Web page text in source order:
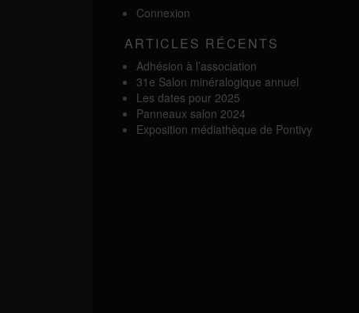
Connexion
ARTICLES RÉCENTS
Adhésion à l’association
31e Salon minéralogique annuel
Les dates pour 2025
Panneaux salon 2024
Exposition médiathèque de Pontivy